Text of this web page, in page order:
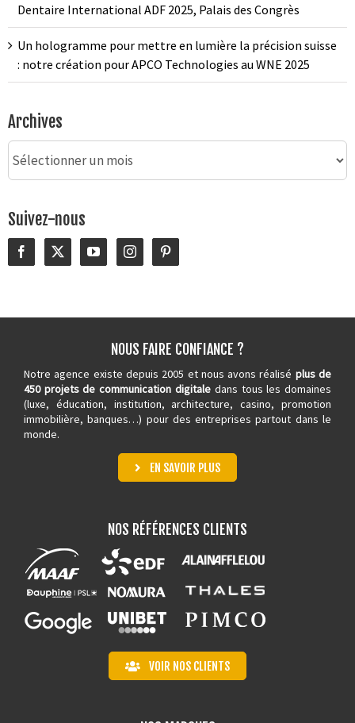
Dentaire International ADF 2025, Palais des Congrès
Un hologramme pour mettre en lumière la précision suisse
: notre création pour APCO Technologies au WNE 2025
Archives
Archives
Suivez-nous
NOUS FAIRE CONFIANCE ?
Notre agence existe depuis 2005 et nous avons réalisé plus de
450 projets de communication digitale dans tous les domaines
(luxe, éducation, institution, architecture,casino, promotion
immobilière, banques…) pour des entreprises partout dans le
monde.
EN SAVOIR PLUS
NOS RÉFÉRENCES CLIENTS
VOIR NOS CLIENTS